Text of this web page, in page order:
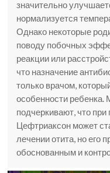
значительно
нормализуется
Однако некоторые
поводу побочных
реакции или
что назначение
только врачом,
особенности ребенка.
подчеркивают, что
Цефтриаксон может
лечении отита, но его
обоснованным и